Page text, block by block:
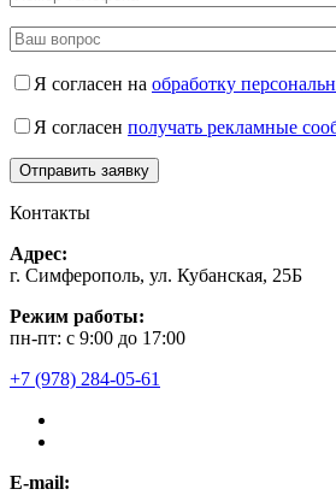
Я согласен на обработку
Я согласен получать рекламные
Контакты
Адрес:
г. Симферополь, ул. Кубанская, 25Б
Режим работы:
пн-пт: с 9:00 до 17:00
+7 (978) 284-05-61
E-mail: